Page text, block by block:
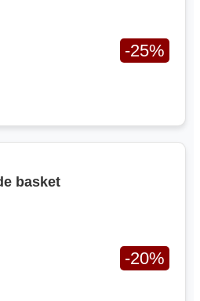
-25%
basket
-20%